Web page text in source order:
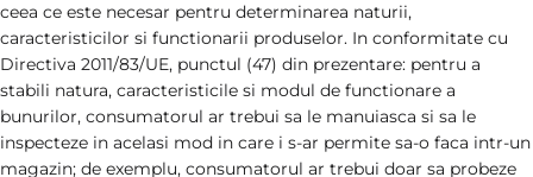
ceea ce este necesar pentru determinarea naturii,
caracteristicilor si functionarii produselor. In conformitate cu
Directiva 2011/83/UE, punctul (47) din prezentare: pentru a
stabili natura, caracteristicile si modul de functionare a
bunurilor, consumatorul ar trebui sa le manuiasca si sa le
inspecteze in acelasi mod in care i s-ar permite sa-o faca intr-un
magazin; de exemplu, consumatorul ar trebui doar sa probeze